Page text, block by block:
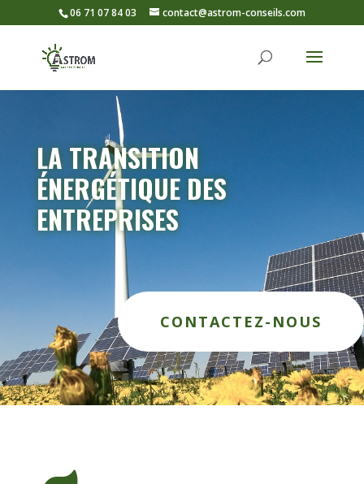
06 71 07 84 03 contact@astrom-conseils.com
LA TRANSITION
ÉNERGÉTIQUE DES
ENTREPRISES
CONTACTEZ-NOUS